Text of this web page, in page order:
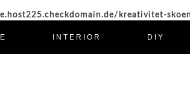
kreativitet-
INTERIOR DIY